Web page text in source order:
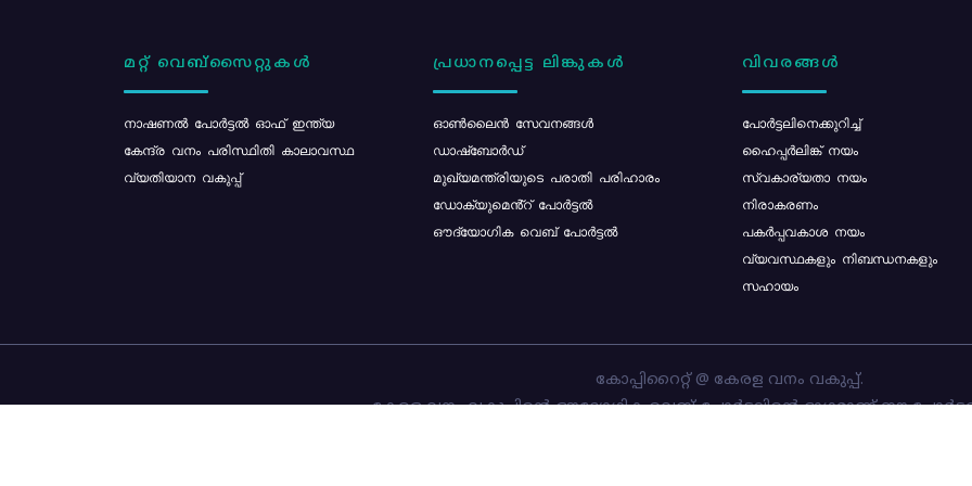
മറ്റ് വെബ്സൈറ്റുകൾ
നാഷണൽ പോർട്ടൽ ഓഫ് ഇന്ത്യ
കേന്ദ്ര വനം പരിസ്ഥിതി കാലാവസ്ഥ
വ്യതിയാന വകുപ്പ്
പ്രധാനപ്പെട്ട ലിങ്കുകൾ
ഓൺലൈൻ സേവനങ്ങൾ
ഡാഷ്ബോർഡ്
മുഖ്യമന്ത്രിയുടെ പരാതി പരിഹാരം
ഡോക്യുമെൻ്റ് പോർട്ടൽ
ഔദ്യോഗിക വെബ് പോർട്ടൽ
വിവരങ്ങൾ
പോര്‍ട്ടലിനെക്കുറിച്ച്
ഹൈപ്പർലിങ്ക് നയം
സ്വകാര്യതാ നയം
നിരാകരണം
പകർപ്പവകാശ നയം
വ്യവസ്ഥകളും നിബന്ധനകളും
സഹായം
കോപ്പിറൈറ്റ് @ കേരള വനം വകുപ്പ്.
കേരള വനം വകുപ്പിന്റെ ഔദ്യോഗിക വെബ്-പോർട്ടലിന്റെ ഭാഗമാണ് ഈ